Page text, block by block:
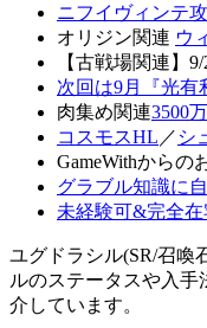
ニフイヴィンテ
オリジン関連 ウ
【古戦場関連】
次回は9月『光有
肉集め関連3500
コスモスHL ／ シ
GameWithからの
グラブル知識に
未経験可&完全在
ユグドラシル(SR/召喚
ルのステータスや入
介しています。